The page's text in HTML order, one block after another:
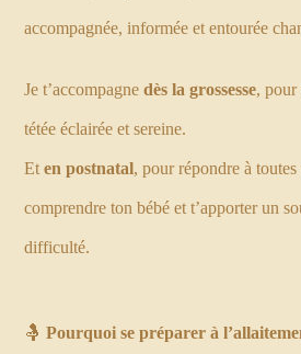
accompagnée, informée et entourée
Je t’accompagnedès la grossesse, pour
tétée éclairée et sereine.
Eten postnatal, pour répondre à toutes
comprendre ton bébé et t’apporter un
difficulté.
🤱Pourquoi se préparer à